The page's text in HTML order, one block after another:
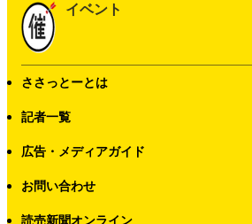
イベント
ささっとーとは
記者一覧
広告・メディアガイド
お問い合わせ
読売新聞オンライン